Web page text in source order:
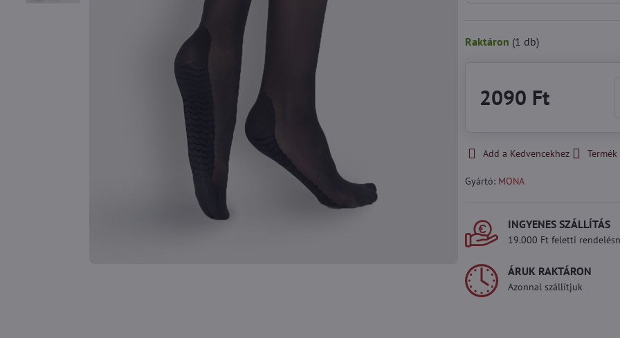
Raktáron (1 db)
2090 Ft
Add a Kedvencekhez
Gyártó: MONA
INGYENES SZÁLLÍTÁS
19.000 Ft feletti
ÁRUK RAKTÁRON
Azonnal szállítjuk